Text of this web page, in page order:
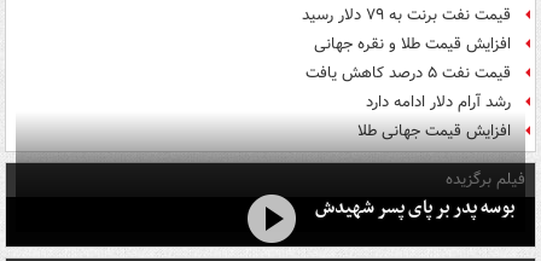
قیمت نفت برنت به ۷۹ دلار رسید
افزایش قیمت طلا و نقره جهانی
قیمت نفت ۵ درصد کاهش یافت
رشد آرام دلار ادامه دارد
افزایش قیمت جهانی طلا
فیلم برگزیده
بوسه‌ پدر بر پای پسر شهیدش